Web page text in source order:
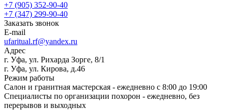
+7 (905) 352-90-40
+7 (347) 299-90-40
Заказать звонок
E-mail
ufaritual.rf@yandex.ru
Адрес
г. Уфа, ул. Рихарда Зорге, 8/1
г. Уфа, ул. Кирова, д.46
Режим работы
Салон и гранитная мастерская - ежедневно с 8:00 до 19:00
Специалисты по организации похорон - ежедневно, без
перерывов и выходных